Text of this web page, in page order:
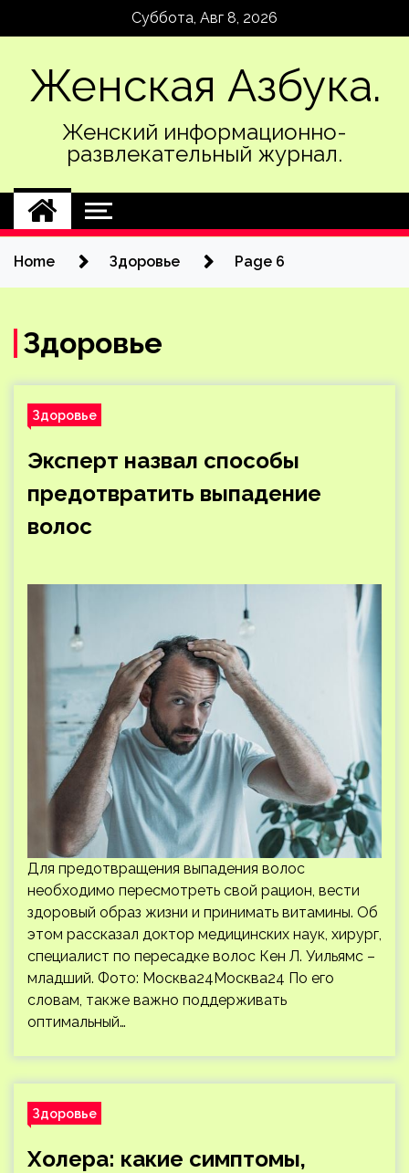
Суббота, Авг 8, 2026
Женская Азбука.
Женский информационно-
развлекательный журнал.
Home Здоровье Page 6
Здоровье
Здоровье
Эксперт назвал способы
предотвратить выпадение
волос
Для предотвращения выпадения волос
необходимо пересмотреть свой рацион, вести
здоровый образ жизни и принимать витамины. Об
этом рассказал доктор медицинских наук, хирург,
специалист по пересадке волос Кен Л. Уильямс –
младший. Фото: Москва24Москва24 По его
словам, также важно поддерживать
оптимальный…
Здоровье
Холера: какие симптомы,